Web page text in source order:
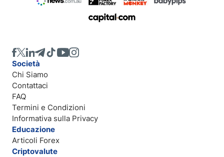
Società
Chi Siamo
Contattaci
FAQ
Termini e Condizioni
Informativa sulla Privacy
Educazione
Articoli Forex
Criptovalute